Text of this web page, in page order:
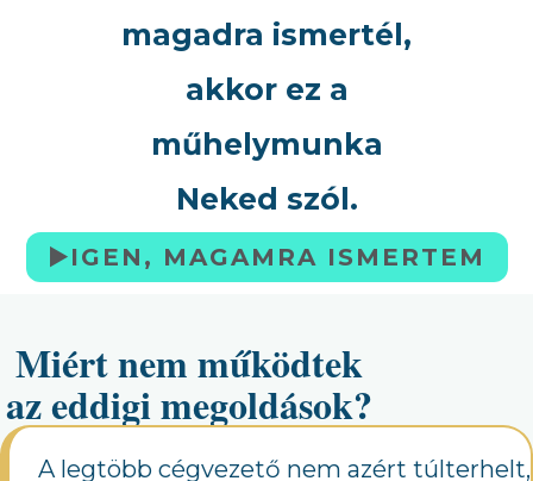
magadra ismertél,
akkor ez a
műhelymunka
Neked szól.
▶️IGEN, MAGAMRA ISMERTEM
Miért nem működtek
az eddigi megoldások?
A legtöbb cégvezető nem azért túlterhelt,